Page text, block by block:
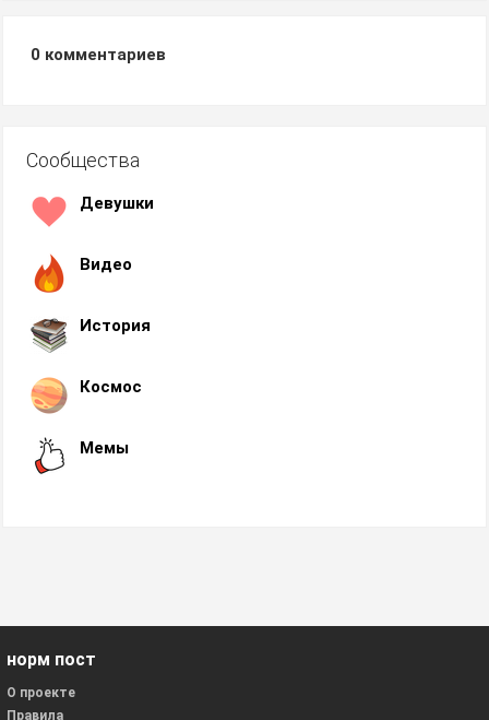
0 комментариев
Сообщества
Девушки
Видео
История
Космос
Мемы
норм пост
О проекте
Правила